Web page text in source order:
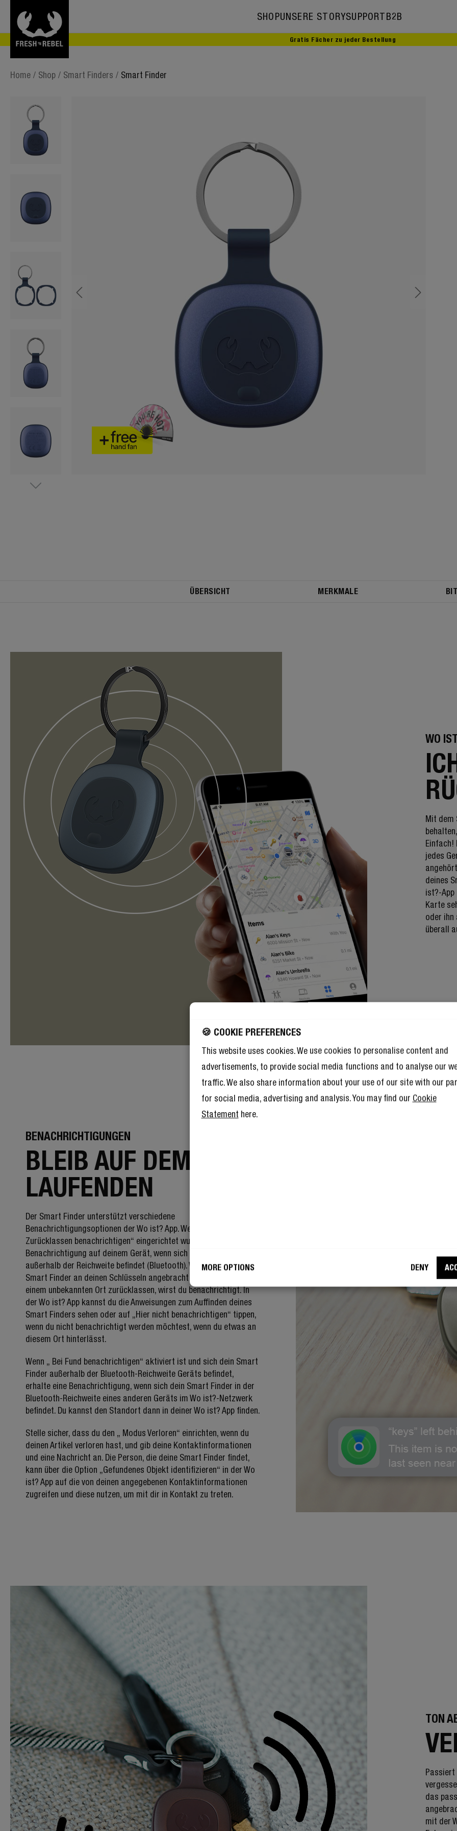
🍪 COOKIE PREFERENCES
This website uses cookies. We use cookies to personalise content and
advertisements, to provide social media functions and to analyse our
traffic. We also share information about your use of our site with our
for social media, advertising and analysis. You may find our Cookie
Statement here.
MORE OPTIONS DENY
SHOPUNSERE STORY
Unsere Story
SUPPORTB2B
Gratis Fächer zu jeder Bestellung
Home / Shop / Smart Finders / Smart Finder
ÜBERSICHT MERKMALE
WO
Mit dem
Einfach!
jedes
deines
ist?-
Karte
oder ihn
überall
BENACHRICHTIGUNGEN
BLEIB AUF DEM
LAUFENDEN
Der Smart Finder unterstützt verschiedene
Benachrichtigungsoptionen der Wo ist? App. Wenn „Beim
Zurücklassen benachrichtigen“ eingerichtet wurde, erhalte eine
Benachrichtigung auf deinem Gerät, wenn sich dein Smart Finder
außerhalb der Reichweite befindet (Bluetooth). Wenn du einen
Smart Finder an deinen Schlüsseln angebracht haben und diese an
einem unbekannten Ort zurücklassen, wirst du benachrichtigt. In
der Wo ist? App kannst du die Anweisungen zum Auffinden deines
Smart Finders sehen oder auf „Hier nicht benachrichtigen“ tippen,
wenn du nicht benachrichtigt werden möchtest, wenn du etwas an
diesem Ort hinterlässt.
Wenn „ Bei Fund benachrichtigen“ aktiviert ist und sich dein Smart
Finder außerhalb der Bluetooth-Reichweite Geräts befindet,
erhalte eine Benachrichtigung, wenn sich dein Smart Finder in der
Bluetooth-Reichweite eines anderen Geräts im Wo ist?-Netzwerk
befindet. Du kannst den Standort dann in deiner Wo ist? App finden.
Stelle sicher, dass du den „ Modus Verloren“ einrichten, wenn du
deinen Artikel verloren hast, und gib deine Kontaktinformationen
und eine Nachricht an. Die Person, die deine Smart Finder findet,
kann über die Option „Gefundenes Objekt identifizieren“ in der Wo
ist? App auf die von deinen angegebenen Kontaktinformationen
zugreifen und diese nutzen, um mit dir in Kontakt zu treten.
TON
das
mit der